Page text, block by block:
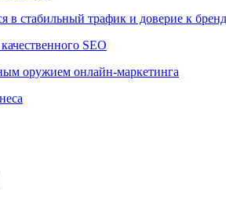
в стабильный трафик и доверие к
SEO
оружием онлайн-маркетинга